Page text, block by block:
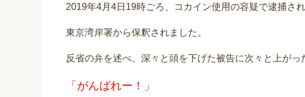
2019年4月4日19時ごろ、コカイン使用の容疑で逮捕さ
東京湾岸署から保釈されました。
反省の弁を述べ、深々と頭を下げた被告に次々と上がっ
「がんばれー！」